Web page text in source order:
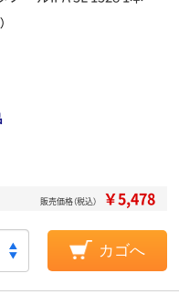
販売価格（税込） ￥5,478
カゴへ